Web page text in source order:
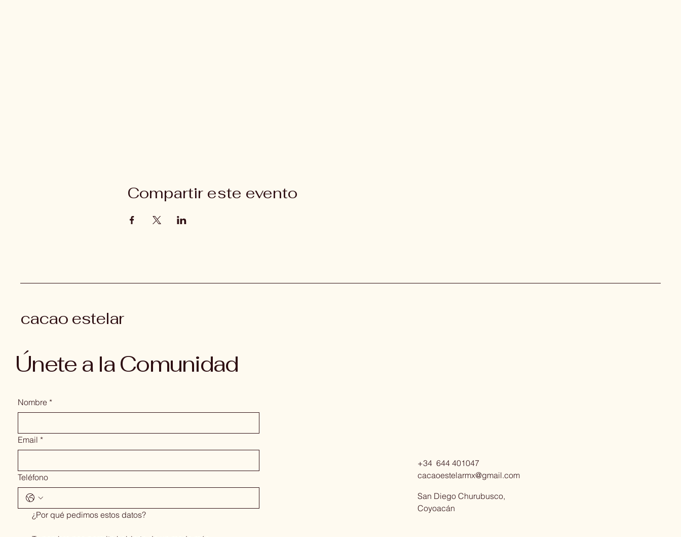
Compartir este evento
cacao estelar
Únete a la Comunidad
Nombre *
Email *
Teléfono
¿Por qué pedimos estos datos?
+34 644 401047
cacaoestelarmx@gmail.com
San Diego Churubusco,
Coyoacán